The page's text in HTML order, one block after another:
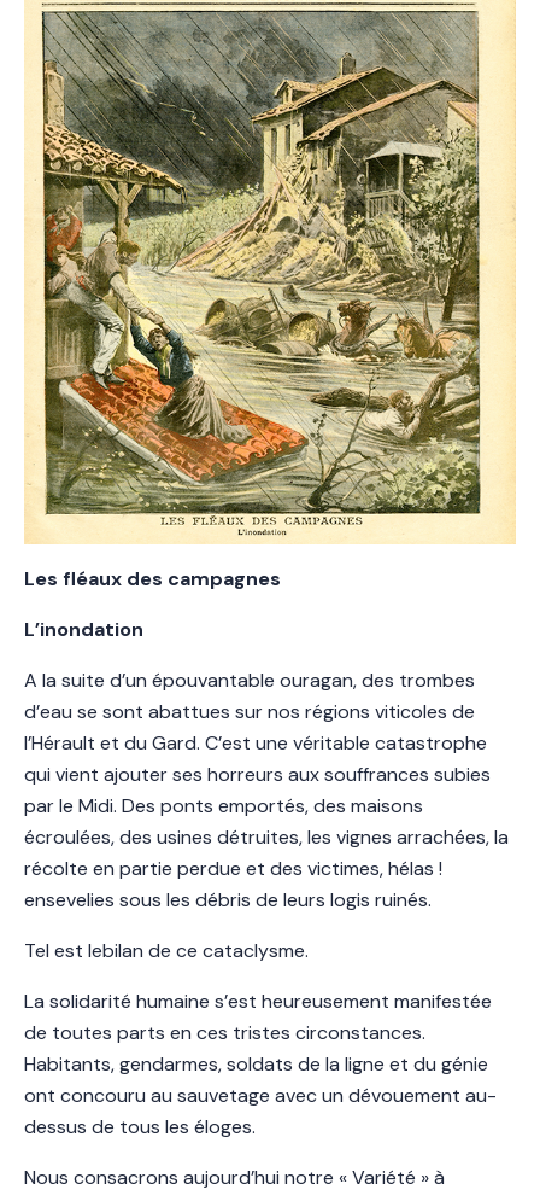
Les fléaux des campagnes
L’inondation
A la suite d’un épouvantable ouragan, des trombes
d’eau se sont abattues sur nos régions viticoles de
l’Hérault et du Gard. C’est une véritable catastrophe
qui vient ajouter ses horreurs aux souffrances subies
par le Midi. Des ponts emportés, des maisons
écroulées, des usines détruites, les vignes arrachées, la
récolte en partie perdue et des victimes, hélas !
ensevelies sous les débris de leurs logis ruinés.
Tel est lebilan de ce cataclysme.
La solidarité humaine s’est heureusement manifestée
de toutes parts en ces tristes circonstances.
Habitants, gendarmes, soldats de la ligne et du génie
ont concouru au sauvetage avec un dévouement au-
dessus de tous les éloges.
Nous consacrons aujourd’hui notre « Variété » à